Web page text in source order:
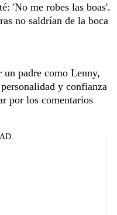
'No me robes las boas'.
no saldrían de la boca
un padre como Lenny,
y confianza
por los comentarios